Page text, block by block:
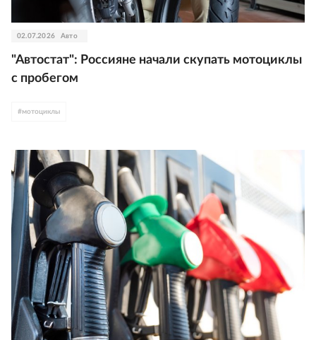
02.07.2026 Авто
"Автостат": Россияне начали скупать мотоциклы
с пробегом
#мотоциклы